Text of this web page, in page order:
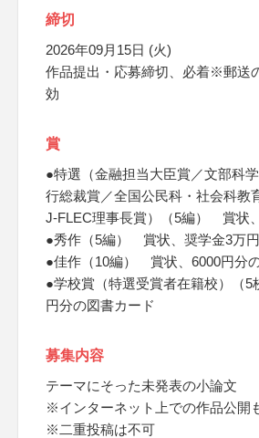
締切
2026年09月15日 (火)
作品提出・応募締切、必着※郵送
効
賞
●特選（金融担当大臣賞／文部科
行総裁賞／全国公民科・社会科教
J-FLEC理事長賞）（5編） 賞状
●秀作（5編） 賞状、奨学金3万円
●佳作（10編） 賞状、6000円分
●学校賞（特選受賞者在籍校）（
円分の図書カード
募集内容
テーマにそった未発表の小論文
※インターネット上での作品公開
※二重投稿は不可